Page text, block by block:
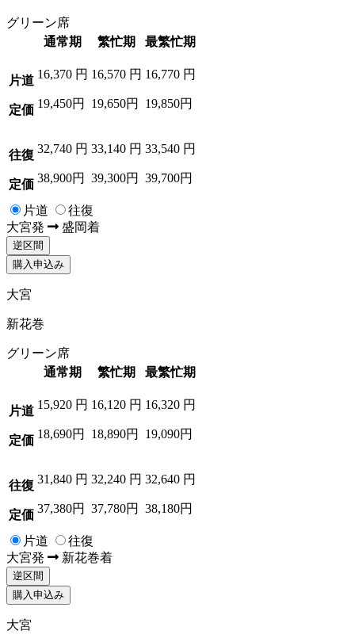
グリーン席
通常期
繁忙期 最繁忙期
片道
定価
16,370 円
19,450円
16,570 円
19,650円
16,770 円
19,850円
往復
定価
32,740 円
38,900円
33,140 円
39,300円
33,540 円
39,700円
片道
往復
大宮発 盛岡着
逆区間
購入申込み
大宮
新花巻
グリーン席
通常期
繁忙期 最繁忙期
片道
定価
15,920 円
18,690円
16,120 円
18,890円
16,320 円
19,090円
往復
定価
31,840 円
37,380円
32,240 円
37,780円
32,640 円
38,180円
片道
往復
大宮発 新花巻着
逆区間
購入申込み
大宮